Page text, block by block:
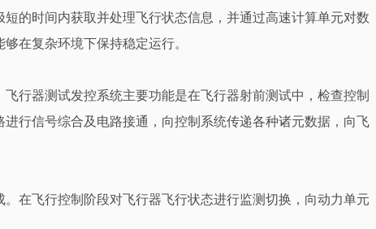
的时间内获取并处理飞行状态信息，并通过高速计算单元对数
在复杂环境下保持稳定运行。
行器测试发控系统主要功能是在飞行器射前测试中，检查控制
行信号综合及电路接通，向控制系统传递各种诸元数据，向飞
在飞行控制阶段对飞行器飞行状态进行监测切换，向动力单元